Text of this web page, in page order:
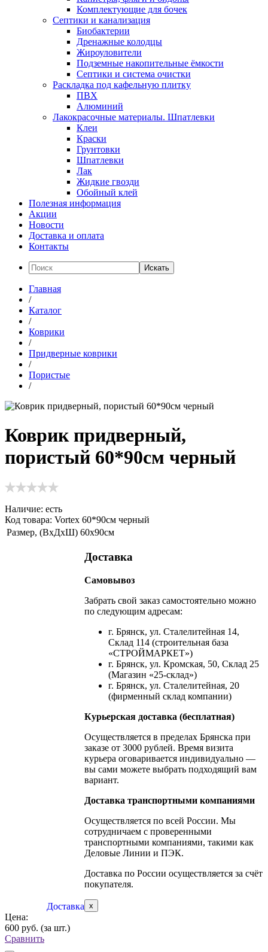
Комплектующие для бочек
Септики и канализация
Биобактерии
Дренажные колодцы
Жироуловители
Подземные накопительные ёмкости
Септики и система очистки
Раскладка под кафельную плитку
ПВХ
Алюминий
Лакокрасочные материалы. Шпатлевки
Клеи
Краски
Грунтовки
Шпатлевки
Лак
Жидкие гвозди
Обойный клей
Полезная информация
Акции
Новости
Доставка и оплата
Контакты
Искать
Главная
/
Каталог
/
Коврики
/
Придверные коврики
/
Пористые
/
Коврик придверный,
пористый 60*90см черный
Наличие: есть
Код товара: Vortex 60*90см черный
Размер, (ВхДхШ) 60х90см
Доставка
Доставка
Самовывоз
Забрать свой заказ самостоятельно можно
по следующим адресам:
г. Брянск, ул. Сталелитейная 14,
Склад 114 (строительная база
«СТРОЙМАРКЕТ»)
г. Брянск, ул. Кромская, 50, Склад 25
(Магазин «25-склад»)
г. Брянск, ул. Сталелитейная, 20
(фирменный склад компании)
Курьерская доставка (бесплатная)
Осуществляется в пределах Брянска при
заказе от 3000 рублей. Время визита
курьера оговаривается индивидуально —
вы сами можете выбрать подходящий вам
вариант.
Доставка транспортными компаниями
Осуществляется по всей России. Мы
сотрудничаем с проверенными
транспортными компаниями, такими как
Деловые Линии и ПЭК.
Доставка по России осуществляется за счёт
покупателя.
x
Цена:
600 руб. (за шт.)
Сравнить